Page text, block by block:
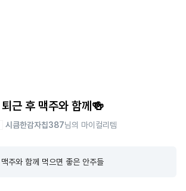
퇴근 후 맥주와 함께🍻
시큼한감자칩387님의 마이컬리템
맥주와 함께 먹으면 좋은 안주들